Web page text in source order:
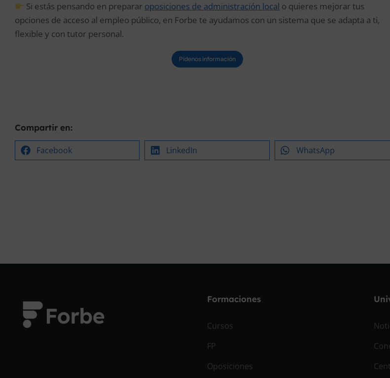
Si estás pensando en preparar oposiciones de administración local o quieres mejorar tus
opciones de acceso al empleo público, en Forbe te ayudamos con un sistema que se adapta a ti,
flexible y con tutor personal.
Pídenos información
Compartir en:
Facebook LinkedIn WhatsApp
Formaciones
Cursos
FP
Oposiciones